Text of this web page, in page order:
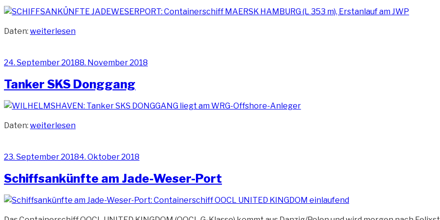
Daten: „Containerschiff
weiterlesen
Veröffentlicht
24. September 20188. November 2018
Tanker SKS Donggang
Daten: „Tanker
weiterlesen
Veröffentlicht
23. September 20184. Oktober 2018
Schiffsankünfte am Jade-Weser-Port